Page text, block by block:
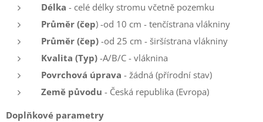
Délka - celé délky stromu včetně pozemku
Průměr (čep) -od 10 cm - tenčístrana vlákniny
Průměr (čep) -od 25 cm - širšístrana vlákniny
Kvalita (Typ) -A/B/C - vláknina
Povrchová úprava - žádná (přírodní stav)
Země původu - Česká republika (Evropa)
Doplňkové parametry